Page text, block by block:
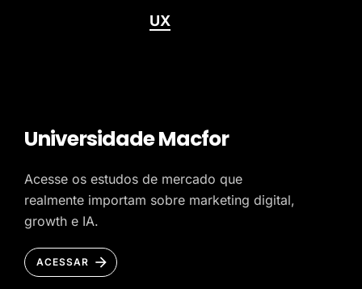
UX
Universidade Macfor
Acesse os estudos de mercado que
realmente importam sobre marketing digital,
growth e IA.
ACESSAR